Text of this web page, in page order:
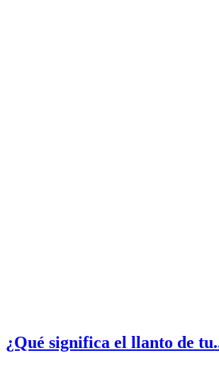
¿Qué significa el llanto de